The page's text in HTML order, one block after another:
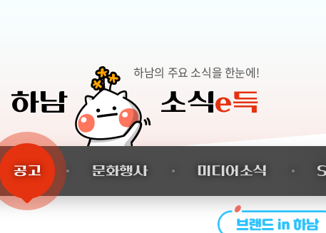
하남 소식e득
하남의 주요 소식을 한눈에!
공고 문화행사 미디어소식